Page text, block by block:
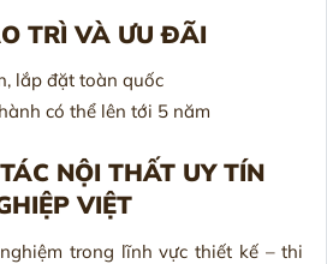
TRÌ VÀ ƯU ĐÃI
lắp đặt toàn quốc
có thể lên tới 5 năm
NỘI THẤT UY TÍN
VIỆT
trong lĩnh vực thiết kế – thi